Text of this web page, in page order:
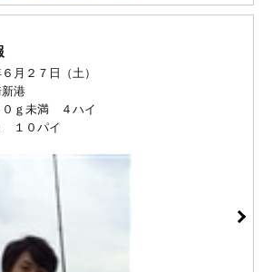
月２７日（土）
港
ｇ未満 ４ハイ
１０パイ